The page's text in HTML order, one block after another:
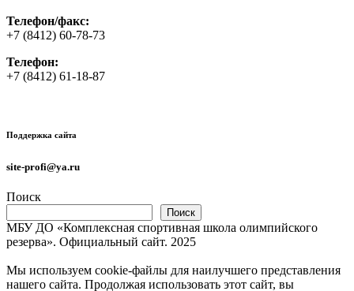
Телефон/факс:
+7 (8412) 60-78-73
Телефон:
+7 (8412) 61-18-87
Поддержка сайта
site-profi@ya.ru
Поиск
Поиск
МБУ ДО «Комплексная спортивная школа олимпийского
резерва». Официальный сайт. 2025
Мы используем cookie-файлы для наилучшего представления
нашего сайта. Продолжая использовать этот сайт, вы